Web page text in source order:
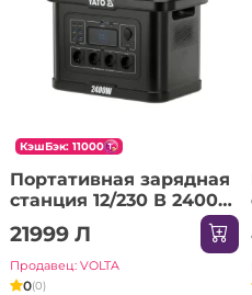
КэшБэк: 11000
Портативная зарядная
станция 12/230 В 2400
Вт Yato
21999 Л
Продавец: VOLTA
0(0)